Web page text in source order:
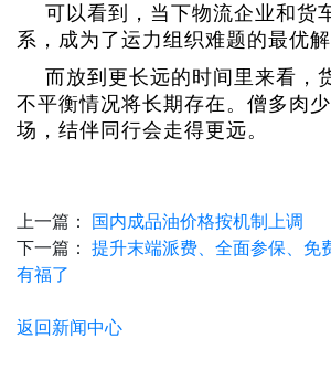
可以看到，当下物流企业和货
系，成为了运力组织难题的最优解
而放到更长远的时间里来看，
不平衡情况将长期存在。僧多肉
场，结伴同行会走得更远。
上一篇：
国内成品油价格按机制上调
下一篇：
提升末端派费、全面参保、免
有福了
返回新闻中心